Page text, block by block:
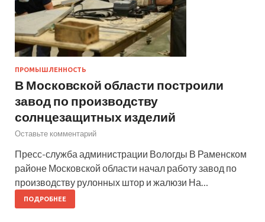
ПРОМЫШЛЕННОСТЬ
В Московской области построили
завод по производству
солнцезащитных изделий
Оставьте комментарий
Пресс-служба администрации Вологды В Раменском
районе Московской области начал работу завод по
производству рулонных штор и жалюзи На…
ПОДРОБНЕЕ